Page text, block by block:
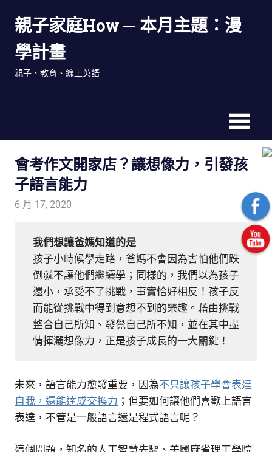
親子家庭How ─ 本月主題：漫
學計畫
親子、教育、線上英語
會考作文開家店？讓想像力，引發孩
子語言能力
6 月 17, 2020
我們想讓爸媽知道的是
孩子小時候學走路，爸媽不會因為害怕他們跌
倒就不讓他們繼續學；同樣的，我們以為孩子
還小，承受不了挑戰，事實恰好相反！孩子反
而能從挑戰中得到意想不到的樂趣。藉由挑戰
整合自己所知、發覺自己所不知，並在其中盡
情揮灑想像力，正是孩子成長的一大關鍵！
未來，語言能力愈發重要，因為不只讓孩子學會表達
自我，還能達成交換力 ；但要如何讓他們喜歡上語言
表達，不管是一般語言還是程式語言呢？
這個問題，知名的人工智慧先驅、美國麻省理工學院